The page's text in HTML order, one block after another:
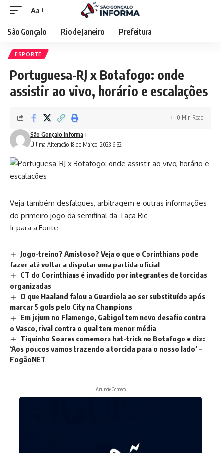
Aa
São Gonçalo Rio de Janeiro Prefeitura
ESPORTE
Portuguesa-RJ x Botafogo: onde
assistir ao vivo, horário e escalações
Última Alteração 18 de Março, 2023 6:32
São Gonçalo Informa
0 Min Read
Veja também desfalques, arbitragem e outras informações
do primeiro jogo da semifinal da Taça Rio
Ir para a Fonte
Jogo-treino? Amistoso? Veja o que o Corinthians pode
fazer até voltar a disputar uma partida oficial
CT do Corinthians é invadido por integrantes de torcidas
organizadas
O que Haaland falou a Guardiola ao ser substituído após
marcar 5 gols pelo City na Champions
Em jejum no Flamengo, Gabigol tem novo desafio contra
o Vasco, rival contra o qual tem menor média
Tiquinho Soares comemora hat-trick no Botafogo e diz:
‘Aos poucos vamos trazendo a torcida para o nosso lado’ –
FogãoNET
Anuncie Conosco